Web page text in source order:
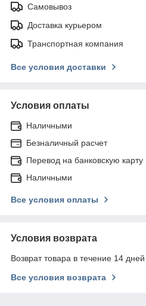
Самовывоз
Доставка курьером
Транспортная компания
Все условия доставки
Условия оплаты
Наличными
Безналичный расчет
Перевод на банковскую карту
Наличными
Все условия оплаты
Условия возврата
Возврат товара в течение 14
Все условия возврата